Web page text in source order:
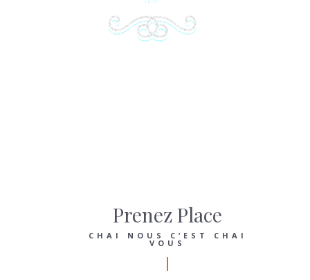
Prenez Place
CHAI NOUS C’EST CHAI
VOUS